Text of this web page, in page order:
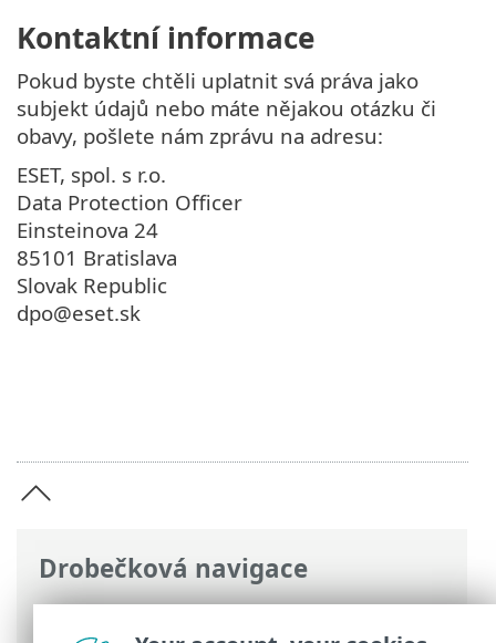
Drobečková navigace
ESET Online nápověda>ESET Small
Kontaktní informace
Pokud byste chtěli uplatnit svá práva jako
subjekt údajů nebo máte nějakou otázku či
obavy, pošlete nám zprávu na adresu:
ESET, spol. s r.o.
Data Protection Officer
Einsteinova 24
85101 Bratislava
Slovak Republic
dpo@eset.sk